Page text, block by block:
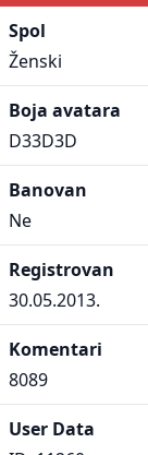
Spol
Ženski
Boja avatara
D33D3D
Banovan
Ne
Registrovan
30.05.2013.
Komentari
8089
User Data